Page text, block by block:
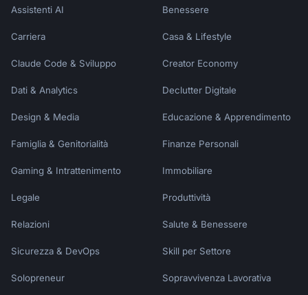
Assistenti AI Benessere
Carriera Casa & Lifestyle
Claude Code & Sviluppo Creator Economy
Dati & Analytics Declutter Digitale
Design & Media Educazione & Apprendimento
Famiglia & Genitorialità Finanze Personali
Gaming & Intrattenimento Immobiliare
Legale Produttività
Relazioni Salute & Benessere
Sicurezza & DevOps Skill per Settore
Solopreneur Sopravvivenza Lavorativa